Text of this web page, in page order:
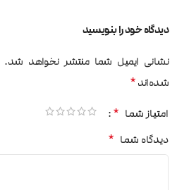
دیدگاه خود را بنویسید
نشانی ایمیل شما منتشر نخواهد شد.
شده‌اند*
امتیاز شما *
دیدگاه شما *